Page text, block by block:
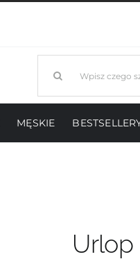
MĘSKIE
Urlop